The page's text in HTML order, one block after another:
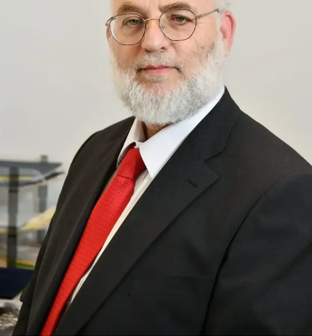
"תפקדינו לוודא שבוגרי התוכנית יוכלו לשמור על הזהות החרדית שלהם
אתר רשמי, פנחס עמנואל